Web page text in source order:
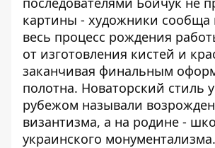
картины - художники сообща
весь процесс рождения
от изготовления кистей и
заканчивая финальным
полотна. Новаторский стиль
рубежом называли
византизма, а на родине -
украинского монументализма.